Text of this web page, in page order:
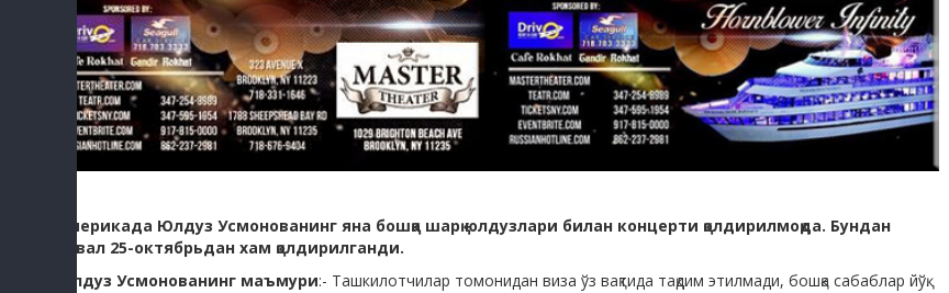
Америкада Юлдуз Усмонованинг яна бошқа шарқ юлдузлари билан концерти қолдирилмоқда. Бундан
аввал 25-октябрьдан хам қолдирилганди.
Юлдуз Усмонованинг маъмури:- Ташкилотчилар томонидан виза ўз вақтида тақдим этилмади, бошқа сабаблар йўқ.